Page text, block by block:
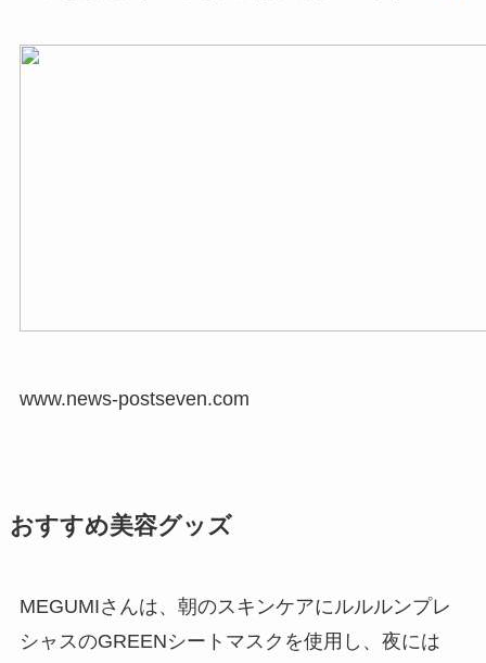
www.news-postseven.com
おすすめ美容グッズ
MEGUMIさんは、朝のスキンケアにルルルンプレ
シャスのGREENシートマスクを使用し、夜には